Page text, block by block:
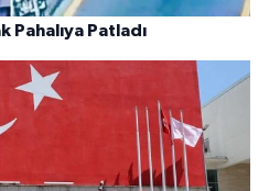
Pahalıya Patladı